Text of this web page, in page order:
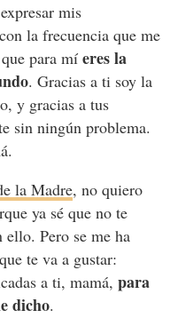
mis
la frecuencia que me
para mí eres la
. Gracias a ti soy la
y gracias a tus
sin ningún problema.
la Madre, no quiero
ya sé que no te
ello. Pero se me ha
te va a gustar:
a ti, mamá, para
dicho.